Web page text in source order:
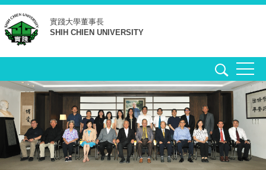
跳
到
主
要
容
區
實踐大學董事長
SHIH CHIEN UNIVERSITY